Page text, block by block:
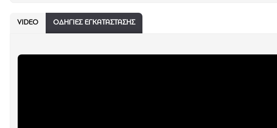
Το σετ αποτελείται από μία βαλίτσα 41 λίτρων και μία βαλίτσα 33
πάχους 3 χιλιοστών με ανθεκτικό πλαίσιο αλουμινίου μας δίνει τον
έτσι τις DUSC ιδανικές ακόμα και για χρήση σε εκτός δρόμου
VIDEO ΟΔΗΓΊΕΣ ΕΓΚΑΤΑΣΤΑΣΗΣ